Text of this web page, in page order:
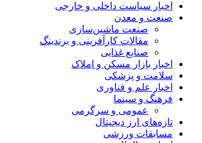
اخبار سیاست داخلی و خارجی
صنعت و معدن
صنعت ماشین‌سازی
مقالات کارآفرینی و برندینگ
صنایع غذایی
اخبار بازار مسکن و املاک
سلامت و پزشکی
اخبار علم و فناوری
فرهنگ و سینما
عمومی و سرگرمی
تازه‌های ارز دیجیتال
مسابقات ورزشی